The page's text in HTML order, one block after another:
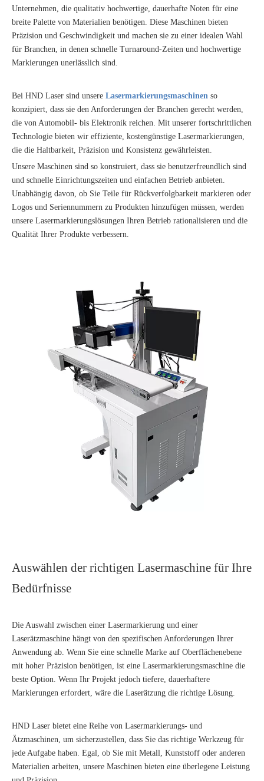
Unternehmen, die qualitativ hochwertige, dauerhafte Noten für eine
breite Palette von Materialien benötigen. Diese Maschinen bieten
Präzision und Geschwindigkeit und machen sie zu einer idealen Wahl
für Branchen, in denen schnelle Turnaround-Zeiten und hochwertige
Markierungen unerlässlich sind.
Bei HND Laser sind unsere Lasermarkierungsmaschinen so
konzipiert, dass sie den Anforderungen der Branchen gerecht werden,
die von Automobil- bis Elektronik reichen. Mit unserer fortschrittlichen
Technologie bieten wir effiziente, kostengünstige Lasermarkierungen,
die die Haltbarkeit, Präzision und Konsistenz gewährleisten.
Unsere Maschinen sind so konstruiert, dass sie benutzerfreundlich sind
und schnelle Einrichtungszeiten und einfachen Betrieb anbieten.
Unabhängig davon, ob Sie Teile für Rückverfolgbarkeit markieren oder
Logos und Seriennummern zu Produkten hinzufügen müssen, werden
unsere Lasermarkierungslösungen Ihren Betrieb rationalisieren und die
Qualität Ihrer Produkte verbessern.
Auswählen der richtigen Lasermaschine für Ihre
Bedürfnisse
Die Auswahl zwischen einer Lasermarkierung und einer
Laserätzmaschine hängt von den spezifischen Anforderungen Ihrer
Anwendung ab. Wenn Sie eine schnelle Marke auf Oberflächenebene
mit hoher Präzision benötigen, ist eine Lasermarkierungsmaschine die
beste Option. Wenn Ihr Projekt jedoch tiefere, dauerhaftere
Markierungen erfordert, wäre die Laserätzung die richtige Lösung.
HND Laser bietet eine Reihe von Lasermarkierungs- und
Ätzmaschinen, um sicherzustellen, dass Sie das richtige Werkzeug für
jede Aufgabe haben. Egal, ob Sie mit Metall, Kunststoff oder anderen
Materialien arbeiten, unsere Maschinen bieten eine überlegene Leistung